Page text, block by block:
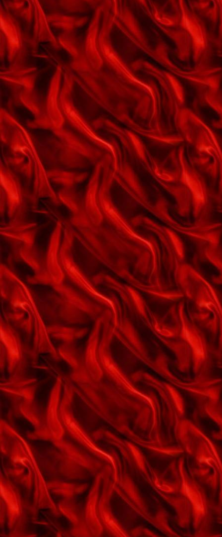
sommer
Er jeg et fjols i kærlighed
Et barn er født i Bethlehem
Et vinterhvidt vidunderland
Fløjt om kærlighed
Fup eller fakta
Gem et lille smil
Give me love
Glade jul
Glædelig jul
Godnatvalsen
Gyldenlakken
Gå hånd i hånd med dig
Gæstebogen
Hey ho cowboy
Hjem jeg vil så gerne
Hjertets stemme
Holger Danske
How deep is the ocean
Hvide måge
Hvis jeg må
Hvor er det rart
Hånd i hånd ved træet
Højt fra træets grønne top
Hønsefarmen
Hør klokkernes klang
I en robåd til Kina
I huset derhjemme
I kiss your hand, madame
I wonder who's kissing her now
I'm gonna sit right down and
write myself a letter
I'm sitting on top of the world
Ingen bryder livets cirkel